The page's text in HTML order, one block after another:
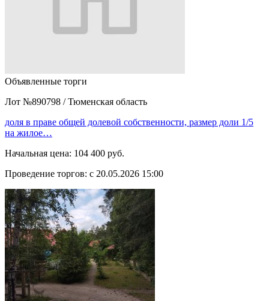
Объявленные торги
Лот №890798 / Тюменская область
доля в праве общей долевой собственности, размер доли 1/5
на жилое…
Начальная цена: 104 400 руб.
Проведение торгов: с 20.05.2026 15:00